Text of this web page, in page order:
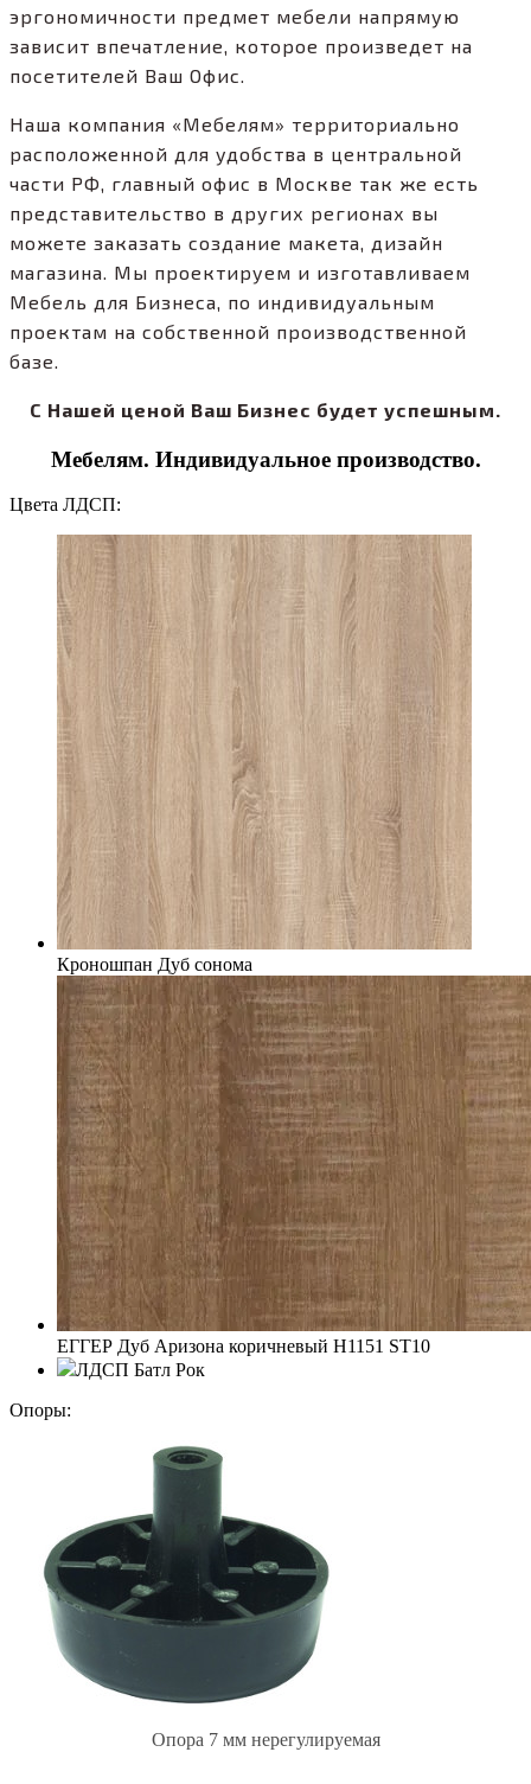
эргономичности предмет мебели напрямую
зависит впечатление, которое произведет на
посетителей Ваш Офис.
Наша компания «Мебелям» территориально
расположенной для удобства в центральной
части РФ, главный офис в Москве так же есть
представительство в других регионах вы
можете заказать создание макета, дизайн
магазина. Мы проектируем и изготавливаем
Мебель для Бизнеса, по индивидуальным
проектам на собственной производственной
базе.
С Нашей ценой Ваш Бизнес будет успешным.
Мебелям. Индивидуальное производство.
Цвета ЛДСП:
Кроношпан Дуб сонома
EГГЕР Дуб Аризона коричневый H1151 ST10
ЛДСП Батл Рок
Опоры:
Опора 7 мм нерегулируемая